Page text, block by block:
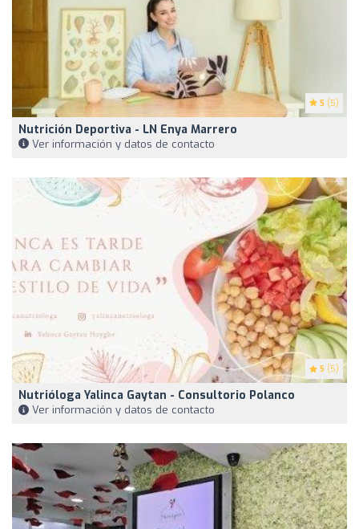
5 (5)
Nutrición Deportiva - LN Enya Marrero
Ver información y datos de contacto
5 (5)
Nutrióloga Yalinca Gaytan - Consultorio Polanco
Ver información y datos de contacto